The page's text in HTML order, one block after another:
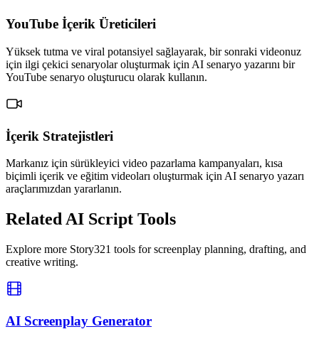
YouTube İçerik Üreticileri
Yüksek tutma ve viral potansiyel sağlayarak, bir sonraki videonuz
için ilgi çekici senaryolar oluşturmak için AI senaryo yazarını bir
YouTube senaryo oluşturucu olarak kullanın.
İçerik Stratejistleri
Markanız için sürükleyici video pazarlama kampanyaları, kısa
biçimli içerik ve eğitim videoları oluşturmak için AI senaryo yazarı
araçlarımızdan yararlanın.
Related AI Script Tools
Explore more Story321 tools for screenplay planning, drafting, and
creative writing.
AI Screenplay Generator